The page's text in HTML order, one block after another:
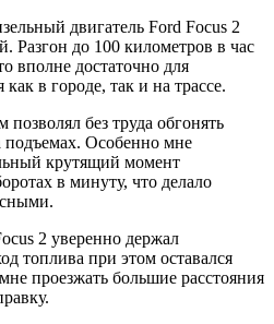
двигатель Ford Focus 2
Разгон до 100 километров в час
вполне достаточно для
в городе, так и на трассе.
без труда обгонять
подъемах. Особенно мне
крутящий момент
в минуту, что делало
2 уверенно держал
топлива при этом оставался
проезжать большие расстояния